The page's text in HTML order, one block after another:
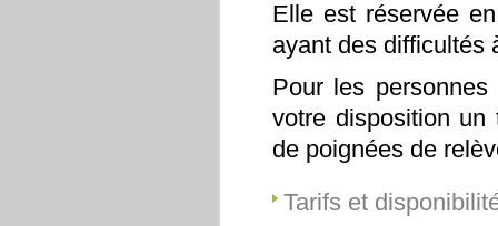
Elle est réservée
ayant des difficultés
Pour les
votre disposition un
de poignées de
Tarifs et